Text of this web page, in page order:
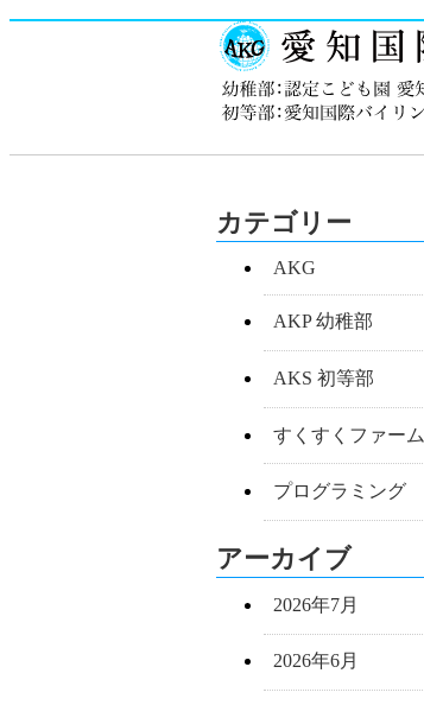
カテゴリー
AKG
AKP 幼稚部
AKS 初等部
すくすくファーム
プログラミング
アーカイブ
2026年7月
2026年6月